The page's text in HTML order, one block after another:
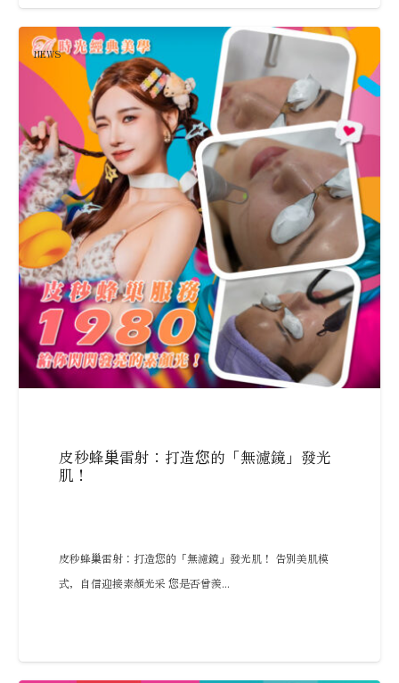
NEWS
皮秒蜂巢雷射：打造您的「無濾鏡」發光
肌！
皮秒蜂巢雷射：打造您的「無濾鏡」發光肌！ 告別美肌模
式，自信迎接素顏光采 您是否曾羨...